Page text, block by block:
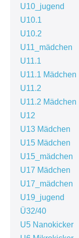
U10_jugend
U10.1
U10.2
U11_mädchen
U11.1
U11.1 Mädchen
U11.2
U11.2 Mädchen
U12
U13 Mädchen
U15 Mädchen
U15_mädchen
U17 Mädchen
U17_mädchen
U19_jugend
Ü32/40
U5 Nanokicker